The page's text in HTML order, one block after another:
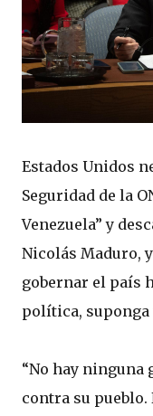
Estados Unidos
Seguridad de la
Venezuela” y
Nicolás Maduro,
gobernar el país
política, suponga
“No hay ninguna
contra su